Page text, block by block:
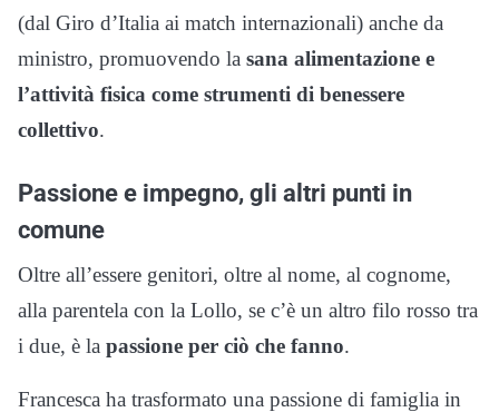
(dal Giro d’Italia ai match internazionali) anche da
ministro, promuovendo la sana alimentazione e
l’attività fisica come strumenti di benessere
collettivo.
Passione e impegno, gli altri punti in
comune
Oltre all’essere genitori, oltre al nome, al cognome,
alla parentela con la Lollo, se c’è un altro filo rosso tra
i due, è la passione per ciò che fanno.
Francesca ha trasformato una passione di famiglia in